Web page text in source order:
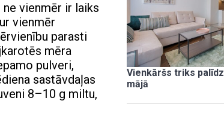
vienmēr ir laiks
vienmēr
parasti
mēra
pulveri,
sastāvdaļas
8–10 g miltu,
Vienkāršs triks
mājā